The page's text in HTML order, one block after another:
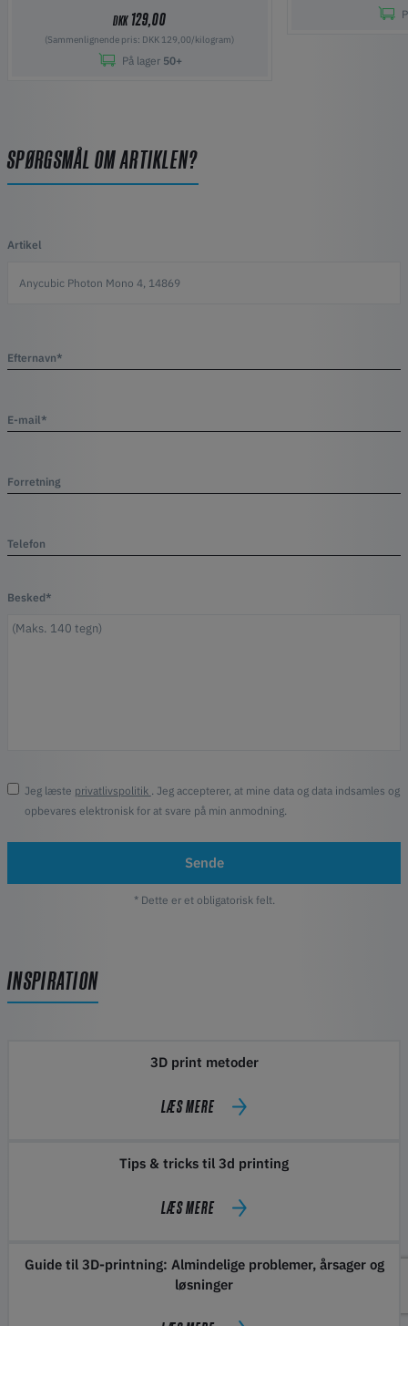
DKK 129,00
(Sammenlignende pris: DKK 129,00/kilogram)
På lager 50+
SPØRGSMÅL OM ARTIKLEN?
Artikel
Efternavn*
E-mail*
Forretning
Telefon
Besked*
Jeg læste privatlivspolitik
. Jeg accepterer, at mine data og data indsamles og
opbevares elektronisk for at svare på min anmodning.
Sende
* Dette er et obligatorisk felt.
INSPIRATION
3D print metoder
LÆS MERE
Tips & tricks til 3d printing
LÆS MERE
Guide til 3D-printning: Almindelige problemer, årsager og
løsninger
LÆS MERE